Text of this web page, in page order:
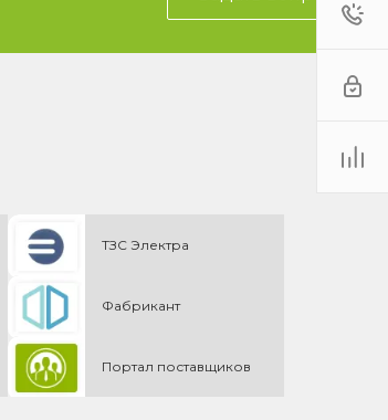
ТЗС Электра
Фабрикант
Портал поставщиков